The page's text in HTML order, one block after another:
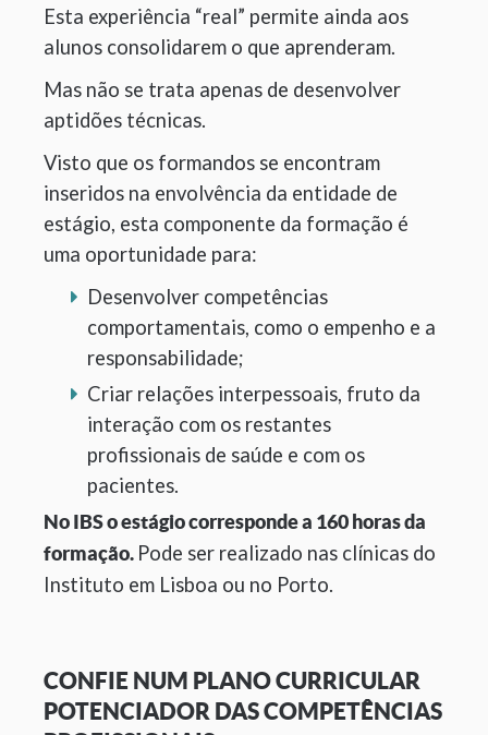
Esta experiência “real” permite ainda aos
alunos consolidarem o que aprenderam.
Mas não se trata apenas de desenvolver
aptidões técnicas.
Visto que os formandos se encontram
inseridos na envolvência da entidade de
estágio, esta componente da formação é
uma oportunidade para:
Desenvolver competências
comportamentais, como o empenho e a
responsabilidade;
Criar relações interpessoais, fruto da
interação com os restantes
profissionais de saúde e com os
pacientes.
No IBS o estágio corresponde a 160 horas da
formação. Pode ser realizado nas clínicas do
Instituto em Lisboa ou no Porto.
CONFIE NUM PLANO CURRICULAR
POTENCIADOR DAS COMPETÊNCIAS